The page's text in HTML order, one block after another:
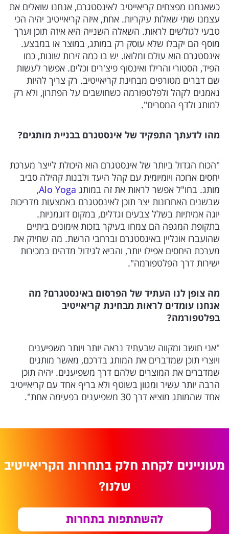
כשאנחנו מפצחים קריאייטיב לאינסטגרם, אנחנו שואלים את
עצמנו שתי שאלות עיקריות. אחת, איזה קריאייטיב יהיה הכי
טבעי לגולשים לראות. השאלה השנייה היא איזה תוכן וערך
מוסף הם יקבלו שלא עוסק רק במותג, במוצר או במבצע.
אינסטגרם הוא עולם ומלואו. יש בו כמה זירות שונות, כמו
הפיד, הסטורי והרילז ואינסוף פיצ'רים וכלים. אפשר לעשות
שם דברים מטורפים מבחינת קריאייטיב. רק צריך להיות
נאמנים לקהל ולפלטפורמה כשחושבים על הפתרון, ולא רק
למותג ולדף המסרים".
מהו לדעתך התפקיד של אינסטגרם בבניית מותגים?
"הכוח הגדול ביותר של אינסטגרם הוא היכולת לייצר מערכת
יחסים ארוכה ויומיומית עם קהל היעד ולבנות קהילה סביב
מותג. בחו"ל אפשר לראות את זה במותג Alo Yoga
,
שבשנים האחרונות יצר תוכן לאינסטגרם באמצעות מדריכות
יוגה אמיתיות בשלל צבעים וגדלים, במקום דוגמניות.
בתקופת המגפה הם צמחו בעיקר בזכות אימונים ביתיים
שהועברו אונליין באינסטגרם וברחבי הרשת. מה שחיזק את
מערכת היחסים אפילו יותר, והביא לגידול מדהים במכירות
ישירות דרך הפלטפורמה".
מה צופן לנו העתיד של הפרסום באינסטגרם? מה
אנחנו עומדים לראות מבחינת קריאייטיב
בפלטפורמה?
"אני חושב ומקווה שבעתיד נראה יותר ויותר משפיענים
ויוצרי תוכן שמדברים את המותג בדרכם, מאשר מותגים
שמדברים את המוצרים שלהם דרך משפיענים. יהיה תוכן
הרבה יותר עשיר ומגוון בשוטף ולא בריף אחד עם קריאייטיב
אחד שהמותג מוציא דרך 30 משפיענים בפעימה אחת".
מעוניינים לקחת חלק בתחרות הקריאייטיב
שלנו?
להשתתפות בתחרות